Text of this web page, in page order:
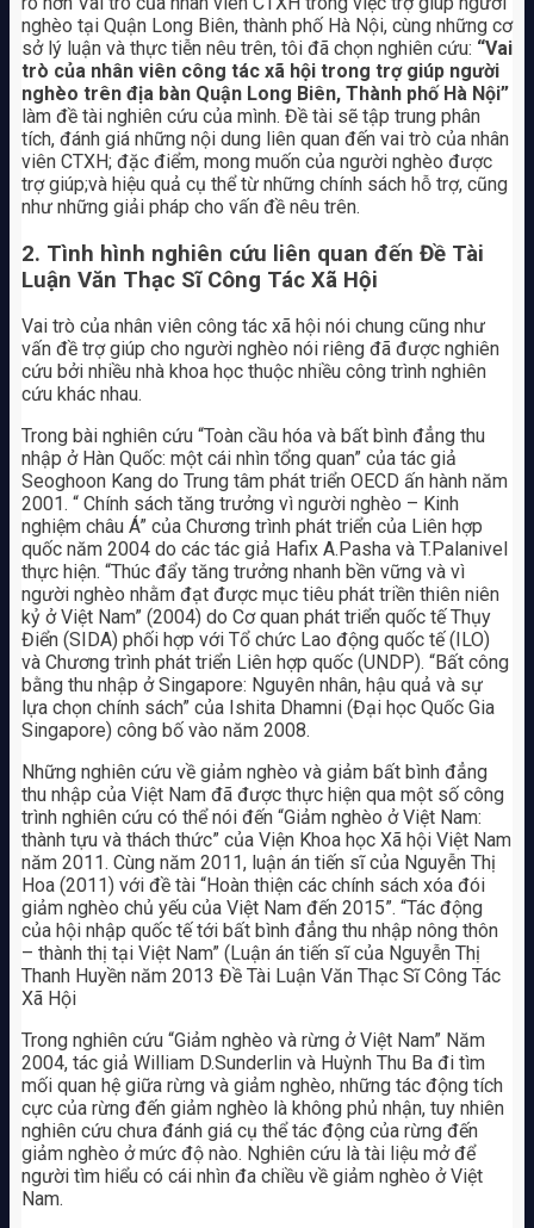
nghèo tại Quận Long Biên, thành phố Hà Nội, cùng những cơ
sở lý luận và thực tiễn nêu trên, tôi đã chọn nghiên cứu: “Vai
trò của nhân viên công tác xã hội trong trợ giúp người
nghèo trên địa bàn Quận Long Biên, Thành phố Hà Nội”
làm đề tài nghiên cứu của mình. Đề tài sẽ tập trung phân
tích, đánh giá những nội dung liên quan đến vai trò của nhân
viên CTXH; đặc điểm, mong muốn của người nghèo được
trợ giúp;và hiệu quả cụ thể từ những chính sách hỗ trợ, cũng
như những giải pháp cho vấn đề nêu trên.
2. Tình hình nghiên cứu liên quan đến Đề Tài
Luận Văn Thạc Sĩ Công Tác Xã Hội
Vai trò của nhân viên công tác xã hội nói chung cũng như
vấn đề trợ giúp cho người nghèo nói riêng đã được nghiên
cứu bởi nhiều nhà khoa học thuộc nhiều công trình nghiên
cứu khác nhau.
Trong bài nghiên cứu “Toàn cầu hóa và bất bình đẳng thu
nhập ở Hàn Quốc: một cái nhìn tổng quan” của tác giả
Seoghoon Kang do Trung tâm phát triển OECD ấn hành năm
2001. “ Chính sách tăng trưởng vì người nghèo – Kinh
nghiệm châu Á” của Chương trình phát triển của Liên hợp
quốc năm 2004 do các tác giả Hafix A.Pasha và T.Palanivel
thực hiện. “Thúc đẩy tăng trưởng nhanh bền vững và vì
người nghèo nhằm đạt được mục tiêu phát triền thiên niên
kỷ ở Việt Nam” (2004) do Cơ quan phát triển quốc tế Thụy
Điển (SIDA) phối hợp với Tổ chức Lao động quốc tế (ILO)
và Chương trình phát triển Liên hợp quốc (UNDP). “Bất công
bằng thu nhập ở Singapore: Nguyên nhân, hậu quả và sự
lựa chọn chính sách” của Ishita Dhamni (Đại học Quốc Gia
Singapore) công bố vào năm 2008.
Những nghiên cứu về giảm nghèo và giảm bất bình đẳng
thu nhập của Việt Nam đã được thực hiện qua một số công
trình nghiên cứu có thể nói đến “Giảm nghèo ở Việt Nam:
thành tựu và thách thức” của Viện Khoa học Xã hội Việt Nam
năm 2011. Cùng năm 2011, luận án tiến sĩ của Nguyễn Thị
Hoa (2011) với đề tài “Hoàn thiện các chính sách xóa đói
giảm nghèo chủ yếu của Việt Nam đến 2015”. “Tác động
của hội nhập quốc tế tới bất bình đẳng thu nhập nông thôn
– thành thị tại Việt Nam” (Luận án tiến sĩ của Nguyễn Thị
Thanh Huyền năm 2013 Đề Tài Luận Văn Thạc Sĩ Công Tác
Xã Hội
Trong nghiên cứu “Giảm nghèo và rừng ở Việt Nam” Năm
2004, tác giả William D.Sunderlin và Huỳnh Thu Ba đi tìm
mối quan hệ giữa rừng và giảm nghèo, những tác động tích
cực của rừng đến giảm nghèo là không phủ nhận, tuy nhiên
nghiên cứu chưa đánh giá cụ thể tác động của rừng đến
giảm nghèo ở mức độ nào. Nghiên cứu là tài liệu mở để
người tìm hiểu có cái nhìn đa chiều về giảm nghèo ở Việt
Nam.